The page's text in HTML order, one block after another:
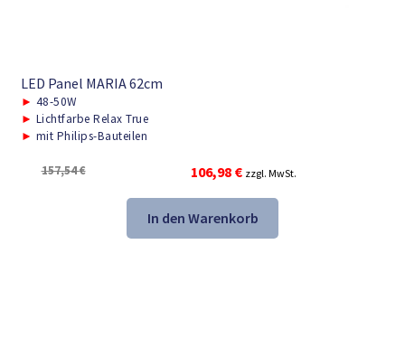
LED Panel MARIA 62cm
► 48-50W
► Lichtfarbe Relax True
► mit Philips-Bauteilen
157,54€
Ursprünglicher
Preis
war:
157,54 €
106,98 €Aktueller
Preis
ist:
106,98 €.
zzgl. MwSt.
In den Warenkorb